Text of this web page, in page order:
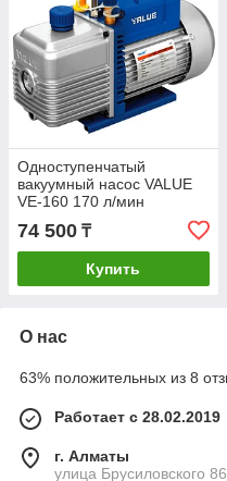
Одноступенчатый
вакуумный насос VALUE
VE-160 170 л/мин
74 500 ₸
Купить
О нас
63% положительных из 8
Работает с 28.02.2019
г. Алматы
улица Брусиловского